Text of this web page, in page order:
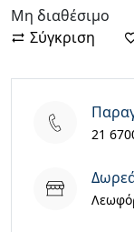
Μη διαθέσιμο
Σύγκριση
21